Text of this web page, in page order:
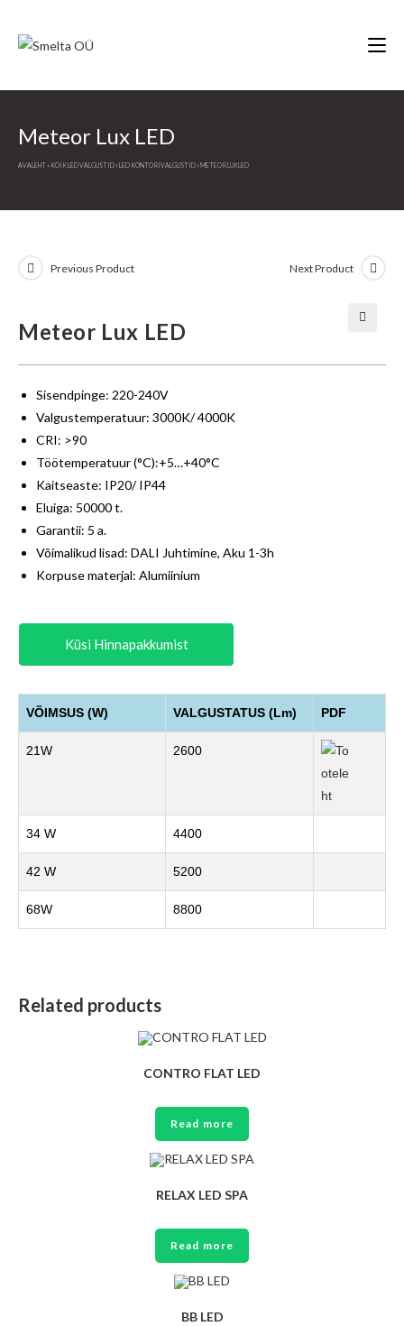
content
Meteor Lux LED
AVALEHT» KÕIK LED VALGUSTID» LED KONTORIVALGUSTID»METEOR LUX LED
Previous Product Next Product
Meteor Lux LED
Sisendpinge: 220-240V
Valgustemperatuur: 3000K/ 4000K
CRI: >90
Töötemperatuur (°C):+5…+40°C
Kaitseaste: IP20/ IP44
Eluiga: 50000 t.
Garantii: 5 a.
Võimalikud lisad: DALI Juhtimine, Aku 1-3h
Korpuse materjal: Alumiinium
Küsi Hinnapakkumist
VÕIMSUS (W) VALGUSTATUS (Lm) PDF
21W 2600
34 W 4400
42 W 5200
68W 8800
Related products
CONTRO FLAT LED
Read more
RELAX LED SPA
Read more
BB LED